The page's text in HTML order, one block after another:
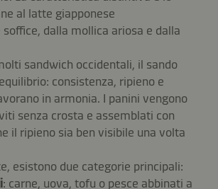
al latte giapponese
dalla mollica ariosa e dalla
sandwich occidentali, il sando
consistenza, ripieno e
in armonia. I panini vengono
senza crosta e assemblati con
il ripieno sia ben visibile una volta
esistono due categorie principali:
: carne, uova, tofu o pesce abbinati a